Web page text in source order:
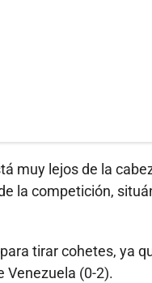
muy lejos de la
la competición,
tirar cohetes, ya
Venezuela (0-2).